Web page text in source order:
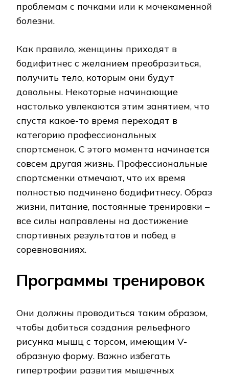
проблемам с почками или к мочекаменной
болезни.
Как правило, женщины приходят в
бодифитнес с желанием преобразиться,
получить тело, которым они будут
довольны. Некоторые начинающие
настолько увлекаются этим занятием, что
спустя какое-то время переходят в
категорию профессиональных
спортсменок. С этого момента начинается
совсем другая жизнь. Профессиональные
спортсменки отмечают, что их время
полностью подчинено бодифитнесу. Образ
жизни, питание, постоянные тренировки –
все силы направлены на достижение
спортивных результатов и побед в
соревнованиях.
Программы тренировок
Они должны проводиться таким образом,
чтобы добиться создания рельефного
рисунка мышц с торсом, имеющим V-
образную форму. Важно избегать
гипертрофии развития мышечных